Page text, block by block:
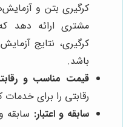
کرگیری بتن و
مشتری ارائه دهد
کرگیری، نتایج
باشد.
قیمت مناسب و
رقابتی را برای خدمات
سابقه و اعتبار: سابقه